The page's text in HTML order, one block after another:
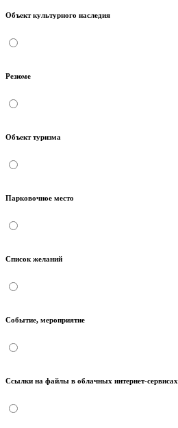
Объект культурного наследия
Резюме
Объект туризма
Парковочное место
Список желаний
Событие, мероприятие
Ссылки на файлы в облачных интернет-сервисах